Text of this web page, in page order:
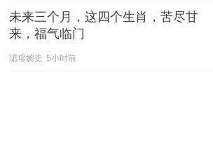
未来三个月，这四个生肖，苦尽甘
来，福气临门
珺瑶婉史 5小时前